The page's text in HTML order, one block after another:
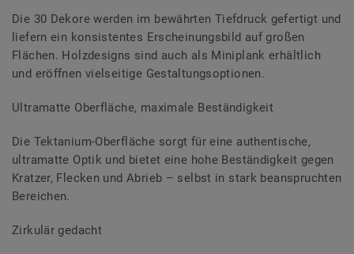
Die 30 Dekore werden im bewährten Tiefdruck gefertigt und
liefern ein konsistentes Erscheinungsbild auf großen
Flächen. Holzdesigns sind auch als Miniplank erhältlich
und eröffnen vielseitige Gestaltungsoptionen.
Ultramatte Oberfläche, maximale Beständigkeit
Die Tektanium-Oberfläche sorgt für eine authentische,
ultramatte Optik und bietet eine hohe Beständigkeit gegen
Kratzer, Flecken und Abrieb – selbst in stark beanspruchten
Bereichen.
Zirkulär gedacht